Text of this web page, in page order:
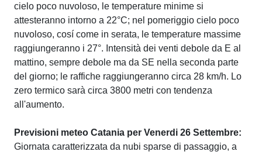
cielo poco nuvoloso, le temperature minime si
attesteranno intorno a 22°C; nel pomeriggio cielo poco
nuvoloso, cosí come in serata, le temperature massime
raggiungeranno i 27°. Intensità dei venti debole da E al
mattino, sempre debole ma da SE nella seconda parte
del giorno; le raffiche raggiungeranno circa 28 km/h. Lo
zero termico sarà circa 3800 metri con tendenza
all'aumento.
Previsioni meteo Catania per Venerdi 26 Settembre:
Giornata caratterizzata da nubi sparse di passaggio, a